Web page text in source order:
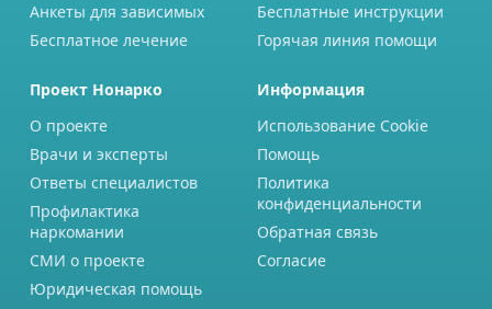
Анкеты для зависимых
Бесплатное лечение
Бесплатные инструкции
Горячая линия помощи
Проект Нонарко
О проекте
Врачи и эксперты
Ответы специалистов
Профилактика
наркомании
СМИ о проекте
Юридическая помощь
Информация
Использование Cookie
Помощь
Политика
конфиденциальности
Обратная связь
Согласие